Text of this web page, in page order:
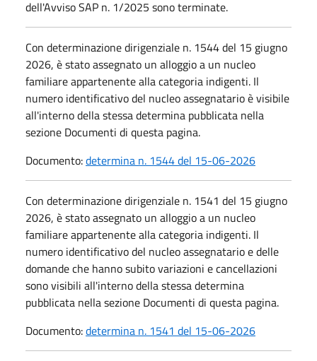
dell'Avviso SAP n. 1/2025 sono terminate.
Con determinazione dirigenziale n. 1544 del 15 giugno
2026, è stato assegnato un alloggio a un nucleo
familiare appartenente alla categoria indigenti. Il
numero identificativo del nucleo assegnatario è visibile
all'interno della stessa determina pubblicata nella
sezione Documenti di questa pagina.
Documento:determina n. 1544 del 15-06-2026
Con determinazione dirigenziale n. 1541 del 15 giugno
2026, è stato assegnato un alloggio a un nucleo
familiare appartenente alla categoria indigenti. Il
numero identificativo del nucleo assegnatario e delle
domande che hanno subito variazioni e cancellazioni
sono visibili all'interno della stessa determina
pubblicata nella sezione Documenti di questa pagina.
Documento:determina n. 1541 del 15-06-2026